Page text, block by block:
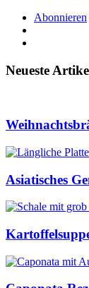
Abonnieren
Neueste
Asiatisches